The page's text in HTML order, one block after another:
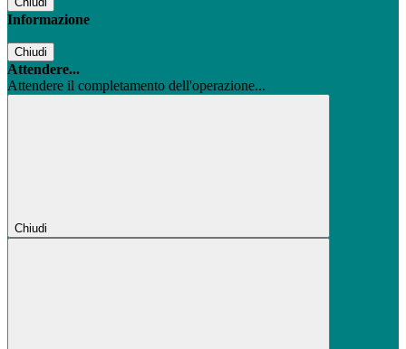
Informazione
Chiudi
Attendere...
Attendere il completamento dell'operazione...
Chiudi